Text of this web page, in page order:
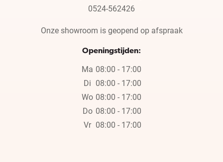
0524-562426
Onze showroom is geopend op afspraak
Openingstijden:
Ma 08:00 - 17:00
Di 08:00 - 17:00
Wo 08:00 - 17:00
Do 08:00 - 17:00
Vr 08:00 - 17:00